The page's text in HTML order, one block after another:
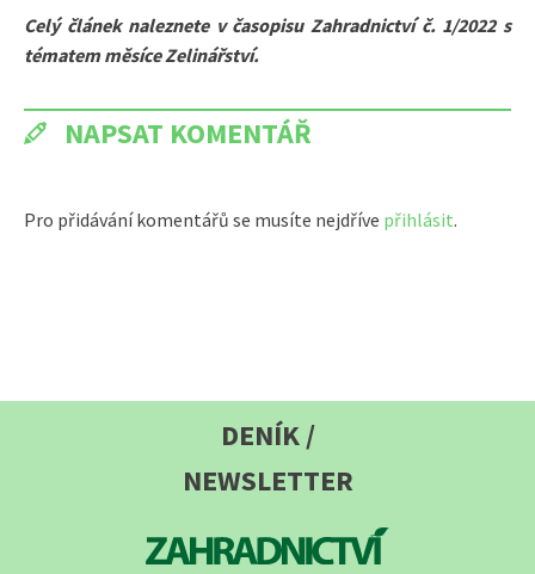
Celý článek naleznete v časopisu Zahradnictví č. 1/2022 s
tématem měsíce Zelinářství.
NAPSAT KOMENTÁŘ
Pro přidávání komentářů se musíte nejdříve přihlásit.
DENÍK /
NEWSLETTER